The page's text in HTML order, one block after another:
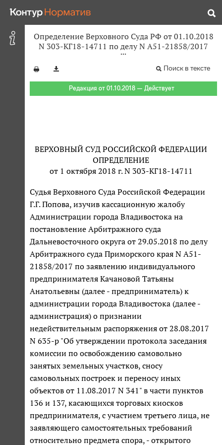
Определение Верховного Суда РФ от 01.10.2018
N 303-КГ18-14711 по делу N А51-21858/2017
Поиск в тексте
Редакция от 01.10.2018 — Действует
ВЕРХОВНЫЙ СУД РОССИЙСКОЙ ФЕДЕРАЦИИ
ОПРЕДЕЛЕНИЕ
от 1 октября 2018 г. N 303-КГ18-14711
Судья Верховного Суда Российской Федерации
Г.Г. Попова, изучив кассационную жалобу
Администрации города Владивостока на
постановление Арбитражного суда
Дальневосточного округа от 29.05.2018 по делу
Арбитражного суда Приморского края N А51-
21858/2017 по заявлению индивидуального
предпринимателя Качановой Татьяны
Анатольевны (далее - предприниматель) к
администрации города Владивостока (далее -
администрация) о признании
недействительным распоряжения от 28.08.2017
N 635-р "Об утверждении протокола заседания
комиссии по освобождению самовольно
занятых земельных участков, сносу
самовольных построек и переносу иных
объектов от 11.08.2017 N 341" в части пунктов
136 и 137, касающихся торговых киосков
предпринимателя, с участием третьего лица, не
заявляющего самостоятельных требований
относительно предмета спора, - открытого